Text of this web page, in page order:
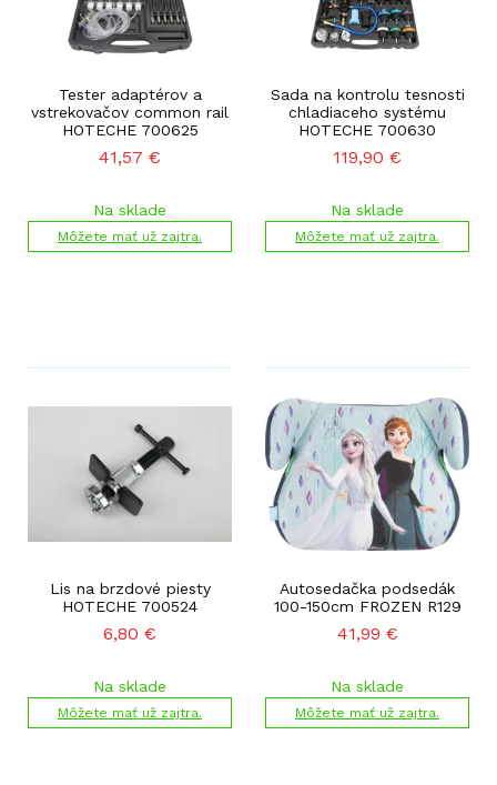
Tester adaptérov a
vstrekovačov common rail
HOTECHE 700625
41,57 €
Na sklade
Môžete mať už zajtra.
Sada na kontrolu tesnosti
chladiaceho systému
HOTECHE 700630
119,90 €
Na sklade
Môžete mať už zajtra.
Lis na brzdové piesty
HOTECHE 700524
6,80 €
Na sklade
Môžete mať už zajtra.
Autosedačka podsedák
100-150cm FROZEN R129
41,99 €
Na sklade
Môžete mať už zajtra.